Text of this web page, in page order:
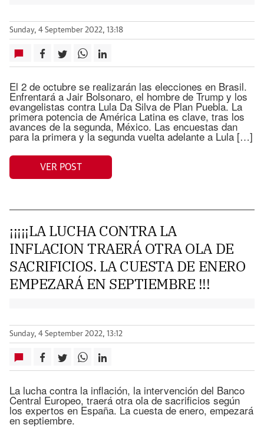
Sunday, 4 September 2022, 13:18
El 2 de octubre se realizarán las elecciones en Brasil.
Enfrentará a Jair Bolsonaro, el hombre de Trump y los
evangelistas contra Lula Da Silva de Plan Puebla. La
primera potencia de América Latina es clave, tras los
avances de la segunda, México. Las encuestas dan
para la primera y la segunda vuelta adelante a Lula […]
VER POST
¡¡¡¡¡LA LUCHA CONTRA LA
INFLACION TRAERÁ OTRA OLA DE
SACRIFICIOS. LA CUESTA DE ENERO
EMPEZARÁ EN SEPTIEMBRE !!!
Sunday, 4 September 2022, 13:12
La lucha contra la inflación, la intervención del Banco
Central Europeo, traerá otra ola de sacrificios según
los expertos en España. La cuesta de enero, empezará
en septiembre.